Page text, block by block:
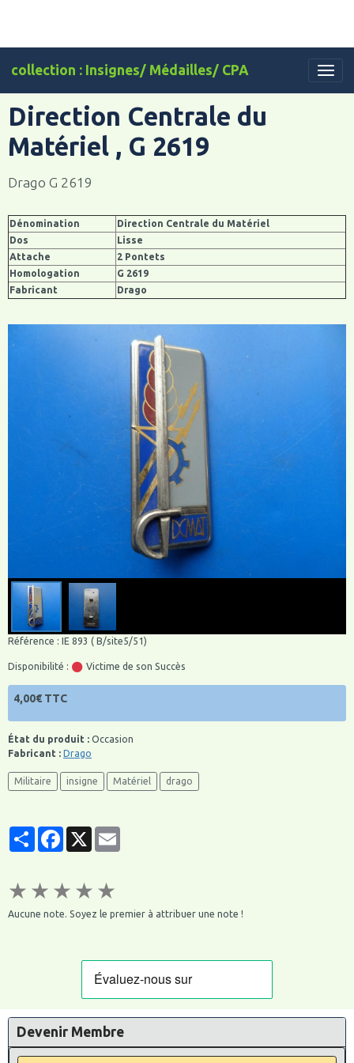
collection : Insignes/ Médailles/ CPA
Direction Centrale du
Matériel , G 2619
Drago G 2619
Dénomination
Direction Centrale du Matériel
Dos
Lisse
Attache
2 Pontets
Homologation
G 2619
Fabricant
Drago
Référence : IE 893 ( B/site5/51)
Disponibilité : Victime de son Succès
4,00€ TTC
État du produit : Occasion
Fabricant : Drago
Militaire insigne Matériel drago
PartagerFacebook
★ ★ ★ ★ ★
Aucune note. Soyez le premier à attribuer une note !
Devenir Membre